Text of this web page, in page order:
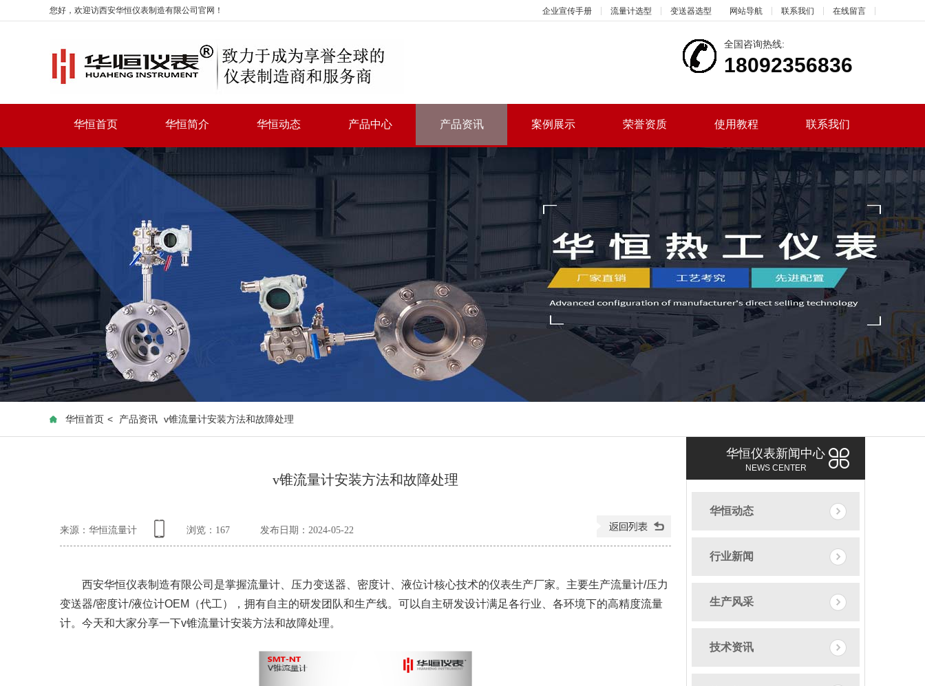
您好，欢迎访西安华恒仪表制造有限公司官网！ 企业宣传手册 流量计选型 变送器选型 网站导航 联系我们 在线留言
全国咨询热线:
18092356836
华恒首页 华恒简介 华恒动态 产品中心 产品资讯 案例展示 荣誉资质 使用教程 联系我们
华恒首页 < 产品资讯 v锥流量计安装方法和故障处理
v锥流量计安装方法和故障处理
来源：华恒流量计 浏览： 167 发布日期：2024-05-22
西安华恒仪表制造有限公司是掌握流量计、压力变送器、密度计、液位计核心技术的仪表生产厂家。主要生产流量计/压力
变送器/密度计/液位计OEM（代工），拥有自主的研发团队和生产线。可以自主研发设计满足各行业、各环境下的高精度流量
计。今天和大家分享一下v锥流量计安装方法和故障处理。
华恒仪表新闻中心
NEWS CENTER
华恒动态
行业新闻
生产风采
技术资讯